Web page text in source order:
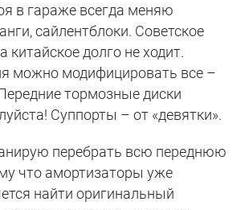
в гараже всегда меняю
сайлентблоки. Советское
китайское долго не ходит.
можно модифицировать все –
тормозные диски
Суппорты – от «девятки».
перебрать всю переднюю
что амортизаторы уже
найти оригинальный